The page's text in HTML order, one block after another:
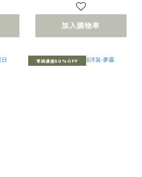
加入購物車
零碼優惠50%OFF